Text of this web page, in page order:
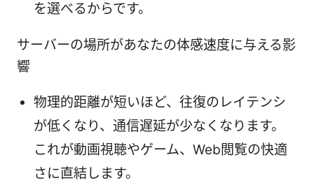
を選べるからです。
サーバーの場所があなたの体感速度に与える影
響
物理的距離が短いほど、往復のレイテンシ
が低くなり、通信遅延が少なくなります。
これが動画視聴やゲーム、Web閲覧の快適
さに直結します。